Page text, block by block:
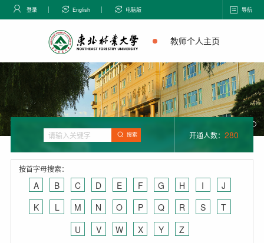
登录 English 电脑版 导航
教师个人主页
搜索 开通人数： 280
按首字母搜索：
A B C D E F G H I
J
K
L M N O P Q R S
T
U
V W X Y Z